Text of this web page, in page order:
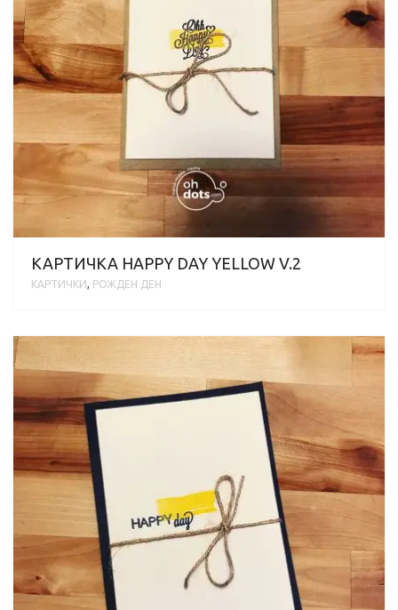
КАРТИЧКА HAPPY DAY YELLOW V.2
КАРТИЧКИ, РОЖДЕН ДЕН